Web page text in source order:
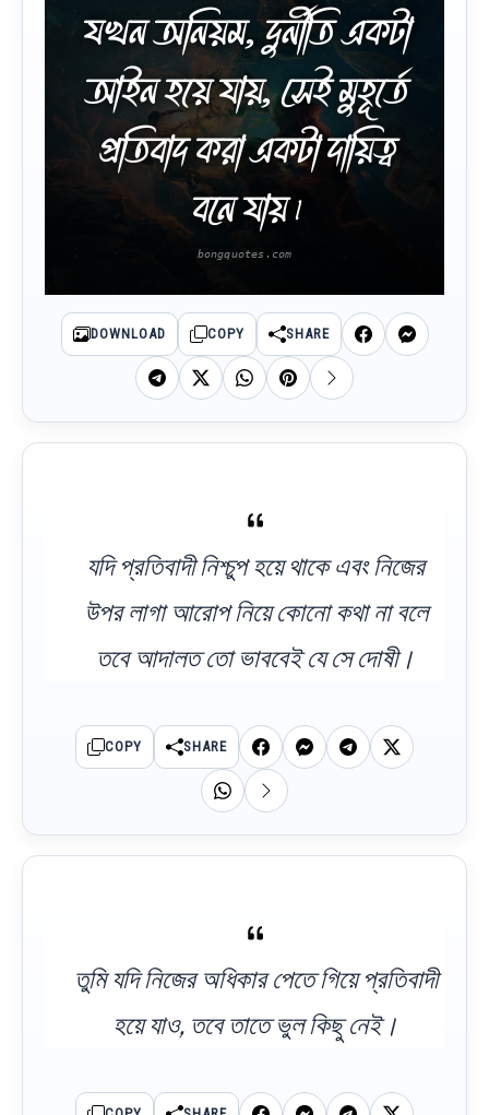
যখন অনিয়ম, দুর্নীতি একটা
আইন হয়ে যায়, সেই মুহূর্তে
প্রতিবাদ করা একটা দায়িত্ব
বনে যায় ৷
DOWNLOAD COPY SHARE
যদি প্রতিবাদী নিশ্চুপ হয়ে থাকে এবং নিজের
উপর লাগা আরোপ নিয়ে কোনো কথা না বলে
তবে আদালত তো ভাববেই যে সে দোষী।
COPY SHARE
তুমি যদি নিজের অধিকার পেতে গিয়ে প্রতিবাদী
হয়ে যাও, তবে তাতে ভুল কিছু নেই।